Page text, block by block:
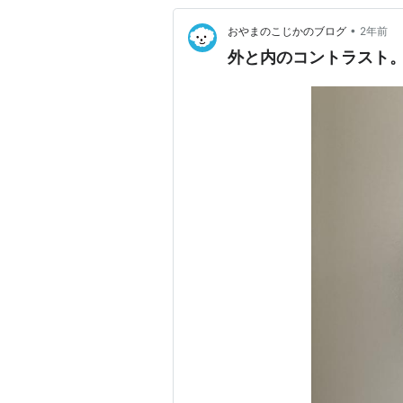
おやまのこじかのブログ • 2年前
外と内のコントラスト